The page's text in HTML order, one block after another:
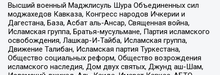
Высший военный Маджлисуль Шура Объединенных сил
моджахедов Кавказа, Конгресс народов Ичкерии и
Дагестана, База, Асбат аль-Ансар, Священная война,
Исламская группа, Братья-мусульмане, Партия исламского
освобождения, Лашкар-И-Тайба, Исламская группа,
Движение Талибан, Исламская партия Туркестана,
Общество социальных реформ, Общество возрождения
исламского наследия, Дом двух святых, Джунд аш-Шам,